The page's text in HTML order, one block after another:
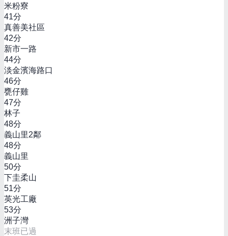
米粉寮
41分
真善美社區
42分
新市一路
44分
淡金濱海路口
46分
甕仔雞
47分
林子
48分
義山里2鄰
48分
義山里
50分
下圭柔山
51分
英光工廠
53分
洲子灣
末班已過